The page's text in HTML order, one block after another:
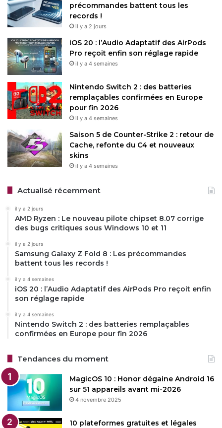
précommandes battent tous les
records !
il y a 2 jours
iOS 20 : l’Audio Adaptatif des AirPods
Pro reçoit enfin son réglage rapide
il y a 4 semaines
Nintendo Switch 2 : des batteries
remplaçables confirmées en Europe
pour fin 2026
il y a 4 semaines
Saison 5 de Counter-Strike 2 : retour de
Cache, refonte du C4 et nouveaux
skins
il y a 4 semaines
Actualisé récemment
il y a 2 jours
AMD Ryzen : Le nouveau pilote chipset 8.07 corrige
des bugs critiques sous Windows 10 et 11
il y a 2 jours
Samsung Galaxy Z Fold 8 : Les précommandes
battent tous les records !
il y a 4 semaines
iOS 20 : l’Audio Adaptatif des AirPods Pro reçoit enfin
son réglage rapide
il y a 4 semaines
Nintendo Switch 2 : des batteries remplaçables
confirmées en Europe pour fin 2026
Tendances du moment
MagicOS 10 : Honor dégaine Android 16
sur 51 appareils avant mi-2026
4 novembre 2025
10 plateformes gratuites et légales